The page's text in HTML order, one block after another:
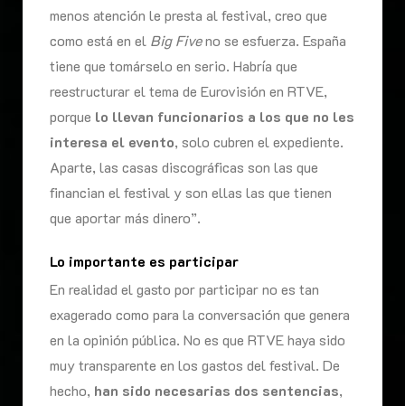
menos atención le presta al festival, creo que
como está en el Big Fiveno se esfuerza. España
tiene que tomárselo en serio. Habría que
reestructurar el tema de Eurovisión en RTVE,
porque lo llevan funcionarios a los que no les
interesa el evento, solo cubren el expediente.
Aparte, las casas discográficas son las que
financian el festival y son ellas las que tienen
que aportar más dinero”.
Lo importante es participar
En realidad el gasto por participar no es tan
exagerado como para la conversación que genera
en la opinión pública. No es que RTVE haya sido
muy transparente en los gastos del festival. De
hecho, han sido necesarias dos sentencias,